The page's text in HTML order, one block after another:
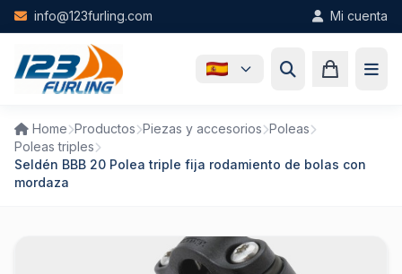
Skip to main content
info@123furling.com Mi cuenta
Home Productos Piezas y accesorios Poleas
Poleas triples
Seldén BBB 20 Polea triple fija rodamiento de bolas con
mordaza